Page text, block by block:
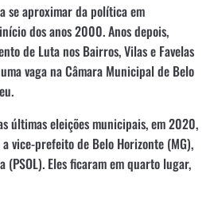
se aproximar da política em
dos anos 2000. Anos depois,
de Luta nos Bairros, Vilas e Favelas
vaga na Câmara Municipal de Belo
últimas eleições municipais, em 2020,
vice-prefeito de Belo Horizonte (MG),
(PSOL). Eles ficaram em quarto lugar,